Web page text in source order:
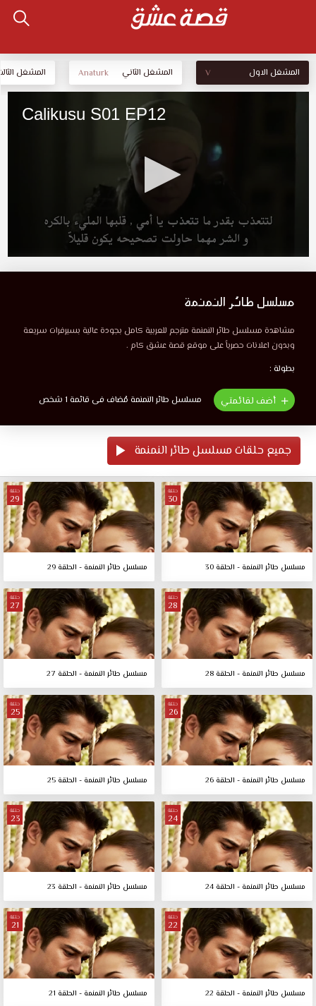
المشغل الاول V المشغل الثاني Anaturk المشغل
مسلسل طائر النمنمة
مشاهدة مسلسل طائر النمنمة مترجم للعربية كامل بجودة عالية بسيرفرات سريعة
وبدون اعلانات حصرياً على موقع قصة عشق كام .
بطولة :
أضف لقائمتي مسلسل طائر النمنمة مُضاف فى قائمة 1 شخص
جميع حلقات مسلسل طائر النمنمة
حلقة
30
مسلسل طائر النمنمة - الحلقة 30
حلقة
29
مسلسل طائر النمنمة - الحلقة 29
حلقة
28
مسلسل طائر النمنمة - الحلقة 28
حلقة
27
مسلسل طائر النمنمة - الحلقة 27
حلقة
26
مسلسل طائر النمنمة - الحلقة 26
حلقة
25
مسلسل طائر النمنمة - الحلقة 25
حلقة
24
مسلسل طائر النمنمة - الحلقة 24
حلقة
23
مسلسل طائر النمنمة - الحلقة 23
حلقة
22
مسلسل طائر النمنمة - الحلقة 22
حلقة
21
مسلسل طائر النمنمة - الحلقة 21